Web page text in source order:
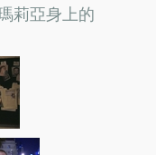
莉亞身上的